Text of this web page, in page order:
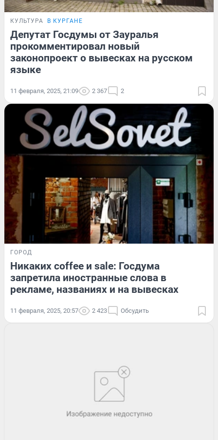
КУЛЬТУРА В КУРГАНЕ
Депутат Госдумы от Зауралья
прокомментировал новый
законопроект о вывесках на русском
языке
11 февраля, 2025, 21:09 2 367 2
ГОРОД
Никаких coffee и sale: Госдума
запретила иностранные слова в
рекламе, названиях и на вывесках
11 февраля, 2025, 20:57 2 423 Обсудить